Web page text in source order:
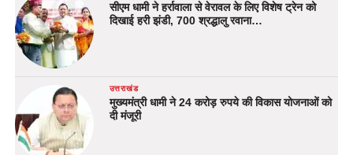
सीएम धामी ने हर्रावाला से वेरावल के लिए विशेष ट्रेन को
दिखाई हरी झंडी, 700 श्रद्धालु रवाना…
उत्तराखंड
मुख्यमंत्री धामी ने 24 करोड़ रुपये की विकास योजनाओं को
दी मंजूरी